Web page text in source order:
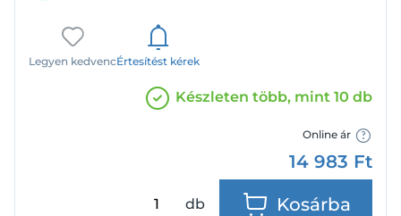
Legyen kedvencÉrtesítést kérek
Készleten több, mint 10 db
Online ár
14 983 Ft
db Kosárba